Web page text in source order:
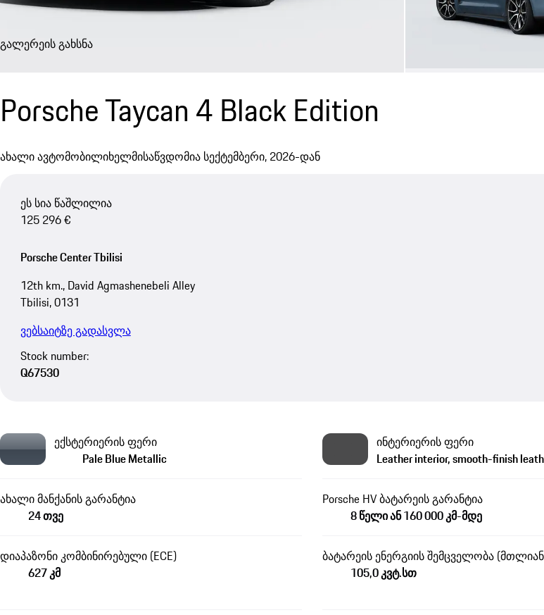
გალერეის გახსნა
Porsche Taycan 4 Black Edition
ახალი ავტომობილიხელმისაწვდომია სექტემბერი, 2026-დან
ეს სია წაშლილია
125 296 €
Porsche Center Tbilisi
12th km., David Agmashenebeli Alley
Tbilisi, 0131
ვებსაიტზე გადასვლა
Stock number:
Q67530
ექსტერიერის ფერი
Pale Blue Metallic
ინტერიერის ფერი
Leather interior, smooth-finish
ახალი მანქანის გარანტია
24 თვე
Porsche HV ბატარეის გარანტია
8 წელი ან 160 000 კმ-მდე
დიაპაზონი კომბინირებული (ECE)
627 კმ
ბატარეის ენერგიის შემცველობა
105,0 კვტ.სთ